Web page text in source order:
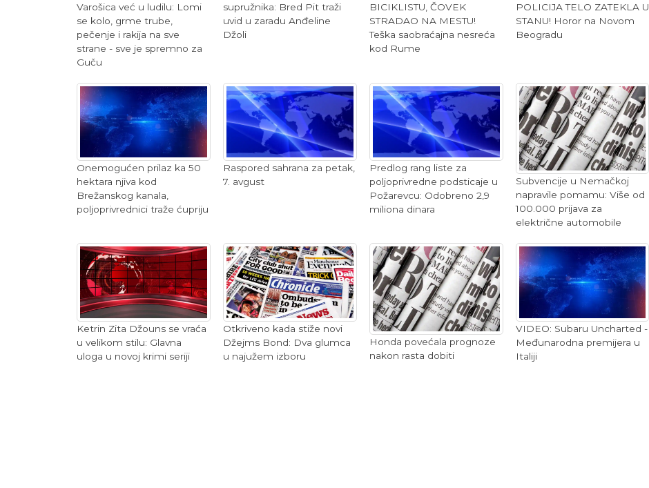
Varošica već u ludilu: Lomi
se kolo, grme trube,
pečenje i rakija na sve
strane - sve je spremno za
Guču
supružnika: Bred Pit traži
uvid u zaradu Anđeline
Džoli
BICIKLISTU, ČOVEK
STRADAO NA MESTU!
Teška saobraćajna nesreća
kod Rume
POLICIJA TELO ZATEKLA U
STANU! Horor na Novom
Beogradu
Onemogućen prilaz ka 50
hektara njiva kod
Brežanskog kanala,
poljoprivrednici traže ćupriju
Raspored sahrana za petak,
7. avgust
Predlog rang liste za
poljoprivredne podsticaje u
Požarevcu: Odobreno 2,9
miliona dinara
Subvencije u Nemačkoj
napravile pomamu: Više od
100.000 prijava za
električne automobile
Ketrin Zita Džouns se vraća
u velikom stilu: Glavna
uloga u novoj krimi seriji
Otkriveno kada stiže novi
Džejms Bond: Dva glumca
u najužem izboru
Honda povećala prognoze
nakon rasta dobiti
VIDEO: Subaru Uncharted -
Međunarodna premijera u
Italiji